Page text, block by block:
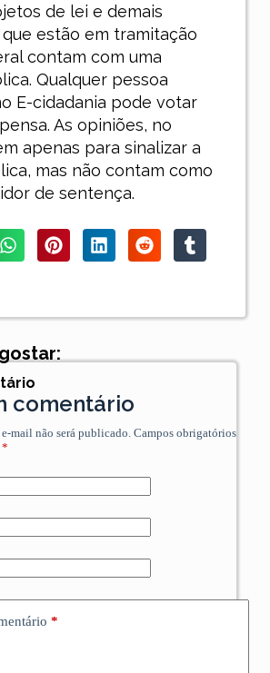
de lei e demais
estão em tramitação
contam com uma
Qualquer pessoa
E-cidadania pode votar
As opiniões, no
apenas para sinalizar a
mas não contam como
de sentença.
comentário
mail não será publicado. Campos obrigatórios
*
*